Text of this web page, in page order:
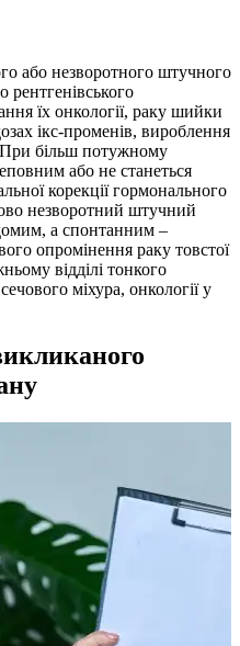
або незворотного штучного
рентгенівського
їх онкології, раку шийки
ікс-променів, вироблення
При більш потужному
або не станеться
корекції гормонального
незворотний штучний
а спонтанним –
опромінення раку товстої
відділі тонкого
міхура, онкології у